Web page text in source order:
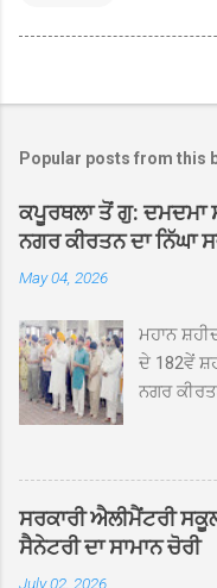
Popular posts from this
ਕਪੂਰਥਲਾ ਤੋਂ ਗੁ: ਦਮਦਮਾ
ਨਗਰ ਕੀਰਤਨ ਦਾ ਨਿੱਘਾ
May 04, 2026
ਮਹਾਨ
ਦੇ 182ਵੇਂ
ਨਗਰ
ਮਹੱਲਾ
ਅਬਾਦ,
ਸਰਕਾਰੀ ਐਲੀਮੈਂਟਰੀ
ਸੈਨੇਟਰੀ ਦਾ ਸਾਮਾਨ ਚੋਰੀ
July 02, 2026